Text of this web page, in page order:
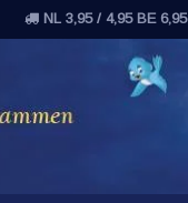
NL 3,95 / 4,95 BE 6,95